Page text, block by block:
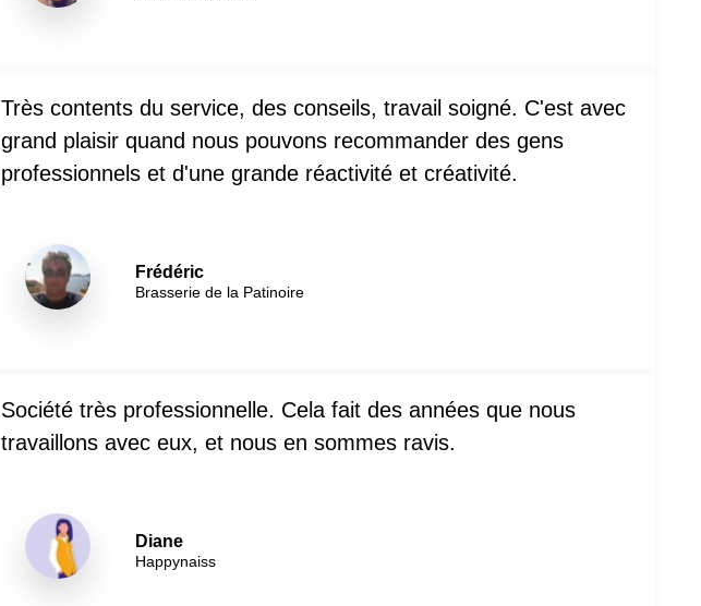
Très contents du service, des conseils, travail soigné. C'est avec
grand plaisir quand nous pouvons recommander des gens
professionnels et d'une grande réactivité et créativité.
Frédéric
Brasserie de la Patinoire
Société très professionnelle. Cela fait des années que nous
travaillons avec eux, et nous en sommes ravis.
Diane
Happynaiss